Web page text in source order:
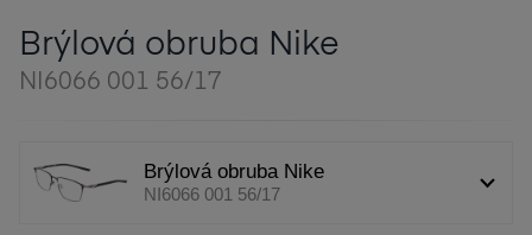
Brýlová obruba Nike
NI6066 001 56/17
Brýlová obruba Nike
NI6066 001 56/17